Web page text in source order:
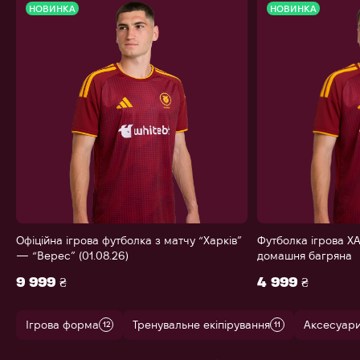
НОВИНКА
Офіційна ігрова футболка з матчу “Харків”
— “Верес” (01.08.26)
9 999 ₴
НОВИНКА
Футболка ігрова
домашня багряна
4 999 ₴
Ігрова форма 12 Тренувальне екіпірування 11